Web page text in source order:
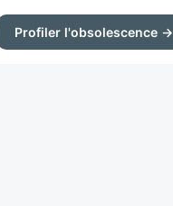
Profiler l'obsolescence →